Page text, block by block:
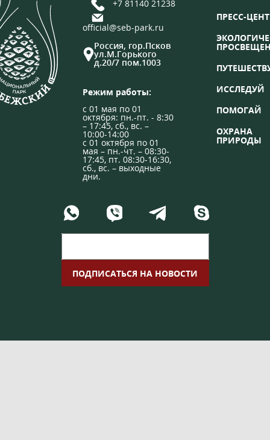
+7 81140 21238
official@seb-park.ru
Россия, гор.Псков
ул.М.Горького
д.20/7 пом.1003
Режим работы:
с 01 мая по 01
октября: пн.-пт. - 8:30
– 17:45, сб., вс. –
10:00-14:00
с 01 октября по 01
мая – пн.-чт. – 08:30-
17:45, пт. 08:30-16:30,
сб., вс. – выходные
дни.
ПРЕСС-
ИССЛЕДУЙ
ПОМОГАЙ
ОХРАНА
ПРИРОДЫ